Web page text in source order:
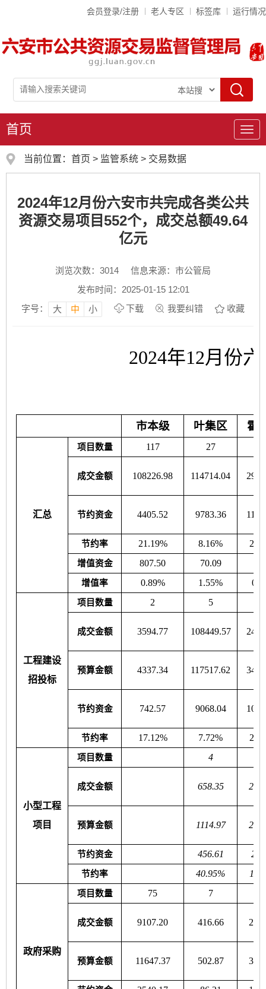
会员登录/注册 老人专区 标签库 运行情况
导
首页
当前位置： 首页 > 监管系统 > 交易数据
2024年12月份六安市共完成各类公共
资源交易项目552个，成交总额49.64
亿元
浏览次数： 3014
信息来源：市公管局
发布时间：2025-01-15 12:01
字号：
大 中 小 下载 我要纠错 收藏
2024年12月份
市本级 叶集区 霍
汇总
项目数量 117 27
成交金额 108226.98 114714.04
节约资金 4405.52 9783.36
节约率 21.19% 8.16%
增值资金 807.50 70.09
增值率 0.89% 1.55%
工程建设
招投标
项目数量 2 5
成交金额 3594.77 108449.57
预算金额 4337.34 117517.62
节约资金 742.57 9068.04
节约率 17.12% 7.72%
小型工程
项目
项目数量 4
成交金额 658.35
预算金额 1114.97
节约资金 456.61
节约率 40.95%
政府采购
项目数量 75 7
成交金额 9107.20 416.66
预算金额 11647.37 502.87